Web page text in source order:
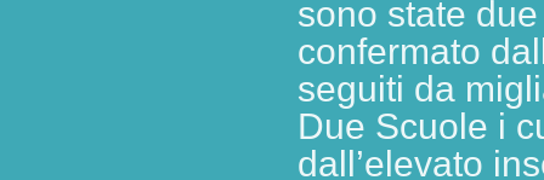
sono state
confermato
seguiti da
Due Scuole i
dall’elevato